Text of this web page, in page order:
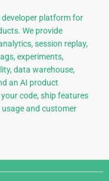
developer platform for
We provide
session replay,
experiments,
data warehouse,
an AI product
code, ship features
and customer